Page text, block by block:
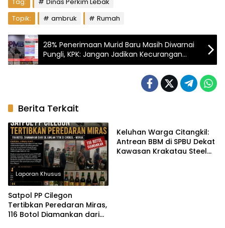
Topik:
ambruk Rumah
28% Penerimaan Murid Baru Masih Diwarnai
Pungli, KPK: Jangan Jadikan Kecurangan
Sebagai Fondasi Pendidikan
Berita Terkait
Laporan Khusus
Satpol PP Cilegon
Tertibkan Peredaran Miras,
116 Botol Diamankan dari
Keluhan Warga Citangkil:
Antrean BBM di SPBU Dekat
Kawasan Krakatau Steel
Laporan Warga